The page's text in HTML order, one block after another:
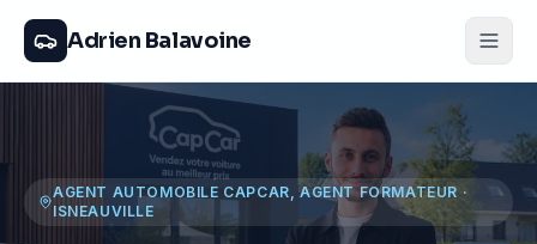
Adrien Balavoine
AGENT AUTOMOBILE CAPCAR, AGENT FORMATEUR ·
ISNEAUVILLE